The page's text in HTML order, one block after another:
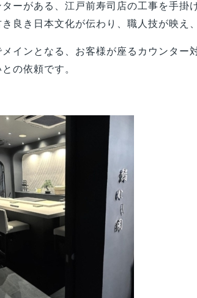
ターがある、江戸前寿司店の工事を手掛
良き日本文化が伝わり、職人技が映え
インとなる、お客様が座るカウンター
の依頼です。